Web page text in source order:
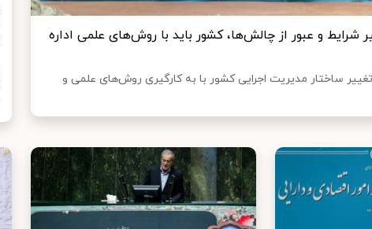
شرایط و عبور از چالش‌ها، کشور باید با روش‌های علمی اداره
ساختار مدیریت اجرایی کشور با به کارگیری روش‌های علمی و